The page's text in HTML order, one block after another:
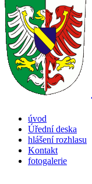
úvod
Úřední deska
hlášení rozhlasu
Kontakt
fotogalerie